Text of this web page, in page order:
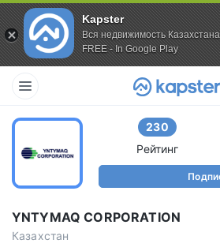
Kapster
Вся недвижимость Казахстана
FREE - In Google Play
230
Рейтинг
YNTYMAQ CORPORATION
Казахстан